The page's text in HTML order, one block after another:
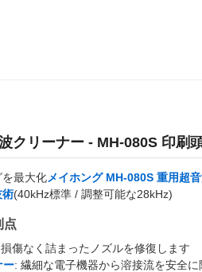
クリーナー - MH-080S 印刷
最大化メイホング MH-080S 重用超
術(40kHz標準 / 調整可能な28kHz)
点
傷なく詰まったノズルを修復します
ー: 繊細な電子機器から溶接流を安全に